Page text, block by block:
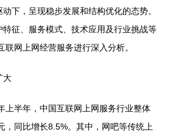
下，呈现稳步发展和结构优化的态势。
征、服务模式、技术应用及行业挑战等
网上网经营服务进行深入分析。
大
上半年，中国互联网上网服务行业整体
，同比增长8.5%。其中，网吧等传统上